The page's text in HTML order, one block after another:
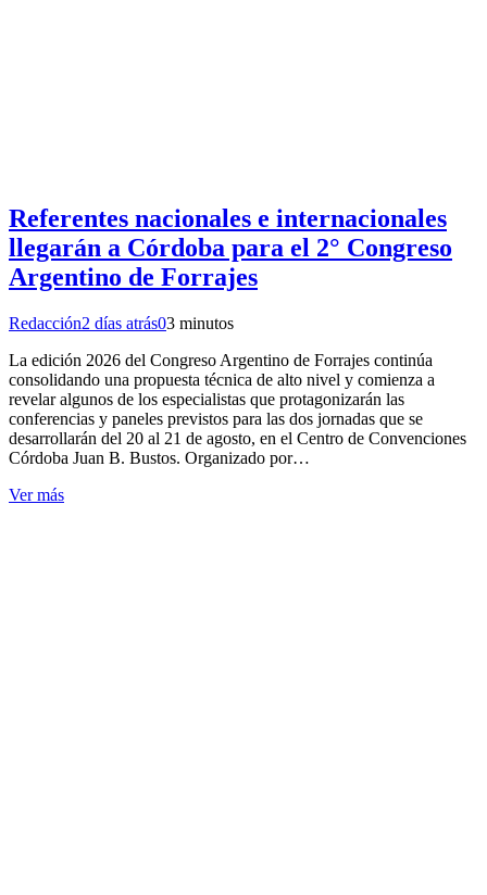
Referentes nacionales e internacionales
llegarán a Córdoba para el 2° Congreso
Argentino de Forrajes
Redacción2 días atrás03 minutos
La edición 2026 del Congreso Argentino de Forrajes continúa
consolidando una propuesta técnica de alto nivel y comienza a
revelar algunos de los especialistas que protagonizarán las
conferencias y paneles previstos para las dos jornadas que se
desarrollarán del 20 al 21 de agosto, en el Centro de Convenciones
Córdoba Juan B. Bustos. Organizado por…
Ver más